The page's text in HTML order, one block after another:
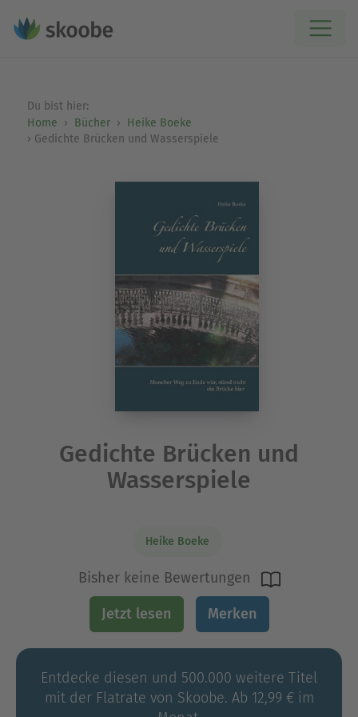
Du bist hier:
Home
Bücher
Heike Boeke
Gedichte Brücken und Wasserspiele
Gedichte Brücken und
Wasserspiele
Heike Boeke
Bisher keine Bewertungen
Jetzt lesen Merken
Entdecke diesen und 500.000 weitere Titel
mit der Flatrate von Skoobe. Ab 12,99 € im